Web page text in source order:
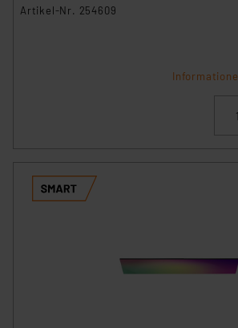
Artikel-Nr. 254609